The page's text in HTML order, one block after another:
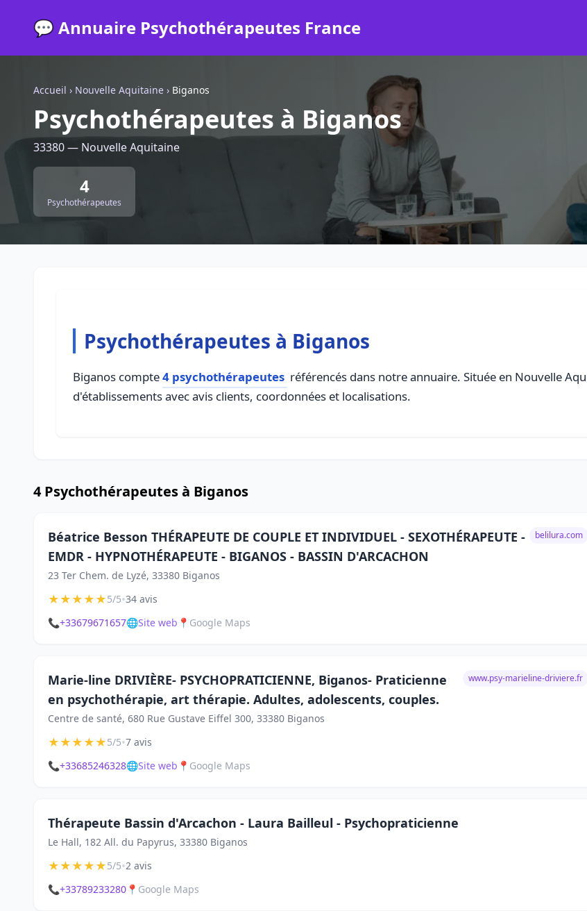
💬 Annuaire Psychothérapeutes France
Accueil › Nouvelle Aquitaine › Biganos
Psychothérapeutes à Biganos
33380 — Nouvelle Aquitaine
4
Psychothérapeutes
Psychothérapeutes à Biganos
Biganos compte4 psychothérapeutes référencés dans notre annuaire. Située en Nouvelle
d'établissements avec avis clients, coordonnées et localisations.
4 Psychothérapeutes à Biganos
Béatrice Besson THÉRAPEUTE DE COUPLE ET INDIVIDUEL - SEXOTHÉRAPEUTE -
EMDR - HYPNOTHÉRAPEUTE - BIGANOS - BASSIN D'ARCACHON
23 Ter Chem. de Lyzé, 33380 Biganos
belilura.com
★★★★★5/5•34 avis
📞+33679671657🌐Site web 📍 Google Maps
Marie-line DRIVIÈRE- PSYCHOPRATICIENNE, Biganos- Praticienne
en psychothérapie, art thérapie. Adultes, adolescents, couples.
Centre de santé, 680 Rue Gustave Eiffel 300, 33380 Biganos
www.psy-marieline-driviere.fr
★★★★★5/5•7 avis
📞+33685246328🌐Site web 📍 Google Maps
Thérapeute Bassin d'Arcachon - Laura Bailleul - Psychopraticienne
Le Hall, 182 All. du Papyrus, 33380 Biganos
★★★★★5/5•2 avis
📞+33789233280 📍 Google Maps